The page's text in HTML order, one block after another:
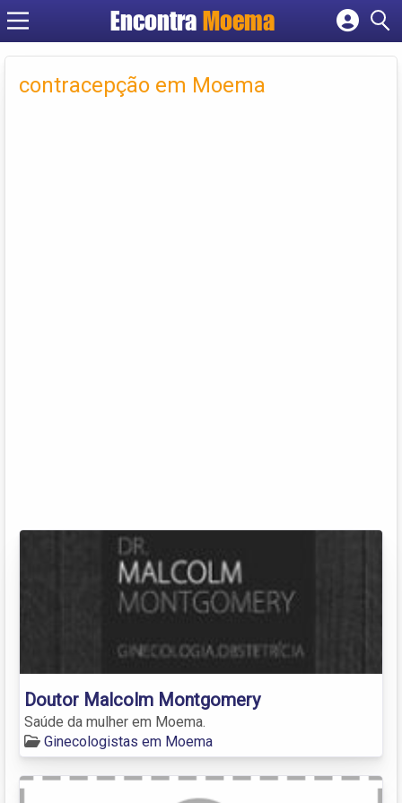
Encontra Moema
Criar conta
contracepção em Moema
Doutor Malcolm Montgomery
Saúde da mulher em Moema.
Ginecologistas em Moema